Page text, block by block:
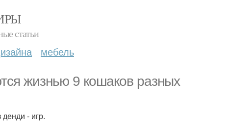
статьи
мебель
жизнью 9 кошаков разных
- игр.